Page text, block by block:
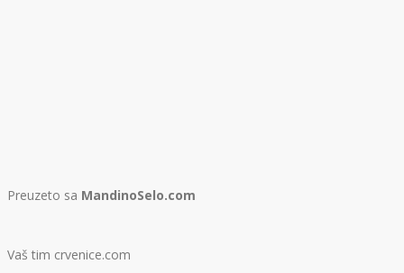
Preuzeto sa MandinoSelo.com
Vaš tim crvenice.com